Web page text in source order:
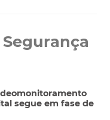
segue em fase de